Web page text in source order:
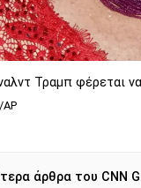
Τραμπ φέρεται
άρθρα του CNN